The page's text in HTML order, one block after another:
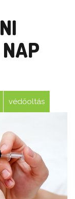
védőoltás